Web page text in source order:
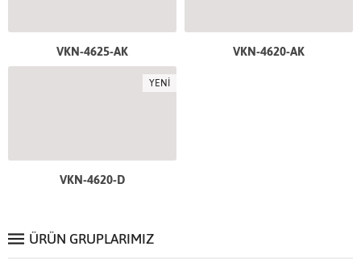
VKN-4625-AK VKN-4620-AK
YENİ
VKN-4620-D
ÜRÜN GRUPLARIMIZ